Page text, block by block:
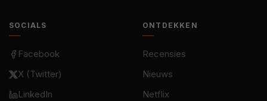
SOCIALS
Facebook
X (Twitter)
LinkedIn
ONTDEKKEN
Recensies
Nieuws
Netflix